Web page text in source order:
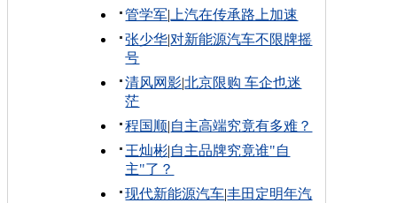
管学军| 上汽在传承路上加速
张少华|对新能源汽车不限牌摇
号
清风网影|北京限购 车企也迷
茫
程国顺|自主高端究竟有多难？
王灿彬|自主品牌究竟谁"自
主"了？
现代新能源汽车|丰田定明年汽